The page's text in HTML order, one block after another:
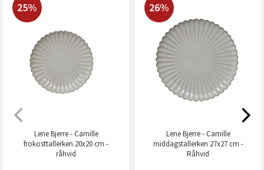
25%
Lene Bjerre - Camille
frokosttallerken 20x20 cm -
råhvid
26%
Lene Bjerre - Camille
middagstallerken 27x27 cm -
Råhvid